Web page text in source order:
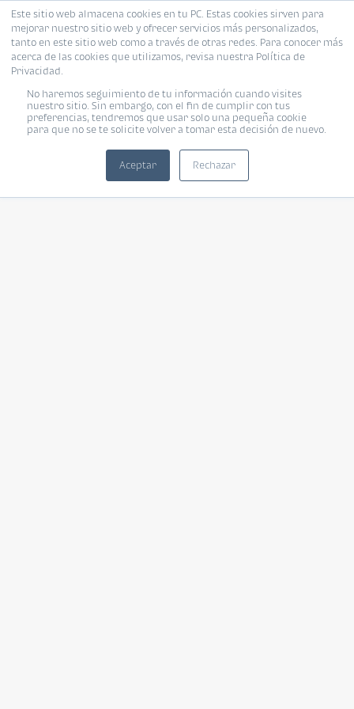
Este sitio web almacena cookies en tu PC. Estas cookies sirven para
mejorar nuestro sitio web y ofrecer servicios más personalizados,
tanto en este sitio web como a través de otras redes. Para conocer más
acerca de las cookies que utilizamos, revisa nuestra Política de
Privacidad.
No haremos seguimiento de tu información cuando visites
nuestro sitio. Sin embargo, con el fin de cumplir con tus
preferencias, tendremos que usar solo una pequeña cookie
para que no se te solicite volver a tomar esta decisión de nuevo.
Aceptar Rechazar